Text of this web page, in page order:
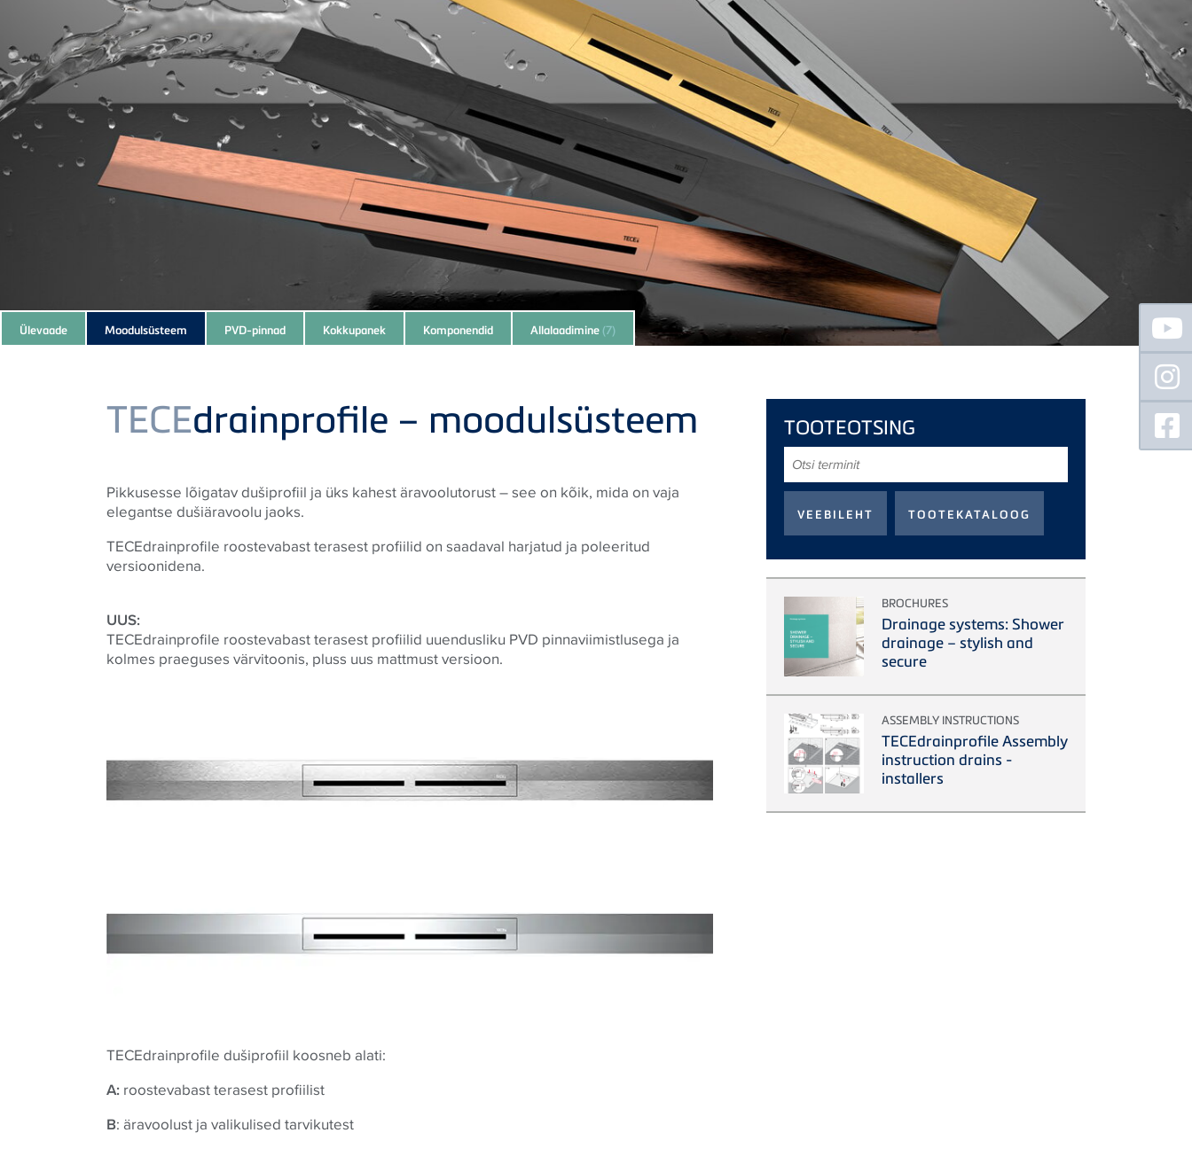
Subnavigation
of
Ülevaade Moodulsüsteem PVD-pinnad Kokkupanek Komponendid Allalaadimine (7)
TECEdrainprofile – moodulsüsteem
Pikkusesse lõigatav dušiprofiil ja üks kahest äravoolutorust – see on kõik, mida on vaja
elegantse dušiäravoolu jaoks.
TECEdrainprofile roostevabast terasest profiilid on saadaval harjatud ja poleeritud
versioonidena.
UUS:
TECEdrainprofile roostevabast terasest profiilid uuendusliku PVD pinnaviimistlusega ja
kolmes praeguses värvitoonis, pluss uus mattmust versioon.
TECEdrainprofile dušiprofiil koosneb alati:
A: roostevabast terasest profiilist
B: äravoolust ja valikulised tarvikutest
TOOTEOTSING
terminit
BROCHURES
Drainage systems: Shower
drainage – stylish and
secure
ASSEMBLY INSTRUCTIONS
TECEdrainprofile Assembly
instruction drains -
installers
Floating